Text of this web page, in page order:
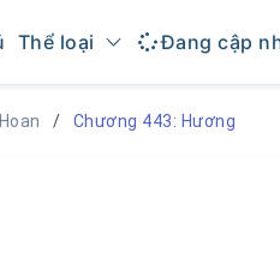
Thể loại Đang cập
Chương 443: Hương